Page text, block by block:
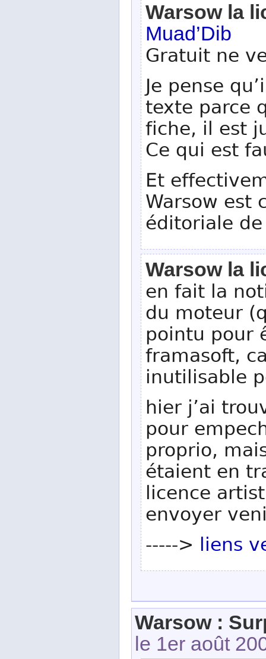
Warsow la
Muad’Dib
Gratuit ne
Je pense
texte parce
fiche, il est
Ce qui est
Et
Warsow est
éditoriale
Warsow la
en fait la
du moteur
pointu pour
framasoft,
inutilisable
hier j’ai
pour
proprio,
étaient en
licence
envoyer
-----> liens
Warsow :
le 1er août